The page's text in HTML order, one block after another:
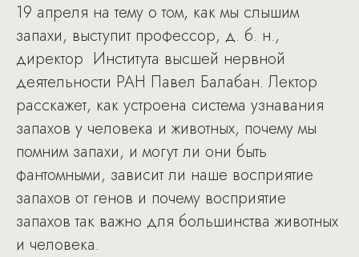
19 апреля на тему о том, как мы слышим
запахи, выступит профессор, д. б. н.,
директор Института высшей нервной
деятельности РАН Павел Балабан. Лектор
расскажет, как устроена система узнавания
запахов у человека и животных, почему мы
помним запахи, и могут ли они быть
фантомными, зависит ли наше восприятие
запахов от генов и почему восприятие
запахов так важно для большинства животных
и человека.